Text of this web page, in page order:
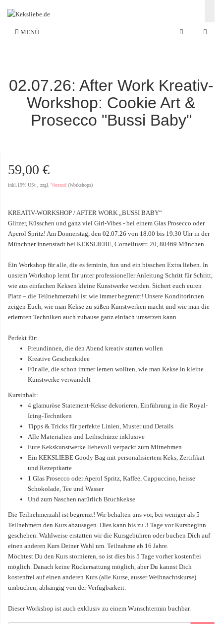
MENÜ
02.07.26: After Work Kreativ-
Workshop: Cookie Art &
Prosecco "Bussi Baby"
59,00 €
inkl.19% USt , zzgl. Versand (Workshops)
KREATIV-WORKSHOP / AFTER WORK „BUSSI BABY“
Glitzer, Küsschen und ganz viel Girl-Vibes - bei einem Glas Prosecco oder
Aperol Spritz! Am Donnerstag, den 02.07.26 von 18.00 bis 19.30 Uhr in der
Münchner Innenstadt bei KEKSLIEBE, Corneliusstr. 20, 80469 München
Ein Workshop für alle, die es feminin, fun und ein bisschen Extra lieben. In
unsrem Workshop lernt Ihr unter professioneller Anleitung Schritt für Schritt,
wie aus einfachen Keksen kleine Kunstwerke werden. Sichert euch euren
Platz – die Teilnehmerzahl ist wie immer begrenzt! Unsere Konditorinnen
zeigen Euch, wie man Kekse zu süßen Kunstwerken macht und wie man die
erlernten Techniken auch zuhause ganz einfach umsetzen kann.
Perfekt für:
Freundinnen, die den Abend kreativ starten wollen
Kreative Geschenkidee
Für alle, die schon immer lernen wollten, wie man Kekse in kleine
Kunstwerke verwandelt
Kursinhalt:
4 glamuröse Statement-Kekse dekorieren, Einführung in die Royal-
Icing-Techniken
Tipps & Tricks für perfekte Linien, Muster und Details
Alle Materialien und Leihschürze inklusive
Eure Kekskunstwerke liebevoll verpackt zum Mitnehmen
Ein KEKSLIEBE Goody Bag mit personalisiertem Keks, Zertifikat
und Rezeptkarte
1 Glas Prosecco oder Aperol Spritz, Kaffee, Cappuccino, heisse
Schokolade, Tee und Wasser
Und zum Naschen natürlich Bruchkekse
Die Teilnehmerzahl ist begrenzt! Wir behalten uns vor, bei weniger als 5
Teilnehmern den Kurs abzusagen. Dies kann bis zu 3 Tage vor Kursbeginn
geschehen. Wahlweise erstatten wir die Kursgebühren oder buchen Dich auf
einen anderen Kurs Deiner Wahl um. Teilnahme ab 16 Jahre.
Möchtest Du den Kurs stornieren, so ist dies bis 5 Tage vorher kostenfrei
möglich. Danach keine Rückersattung möglich, aber Du kannst Dich
kostenfrei auf einen anderen Kurs (alle Kurse, ausser Weihnachtskurse)
umbuchen, abhängig von der Verfügbarkeit.
Dieser Workshop ist auch exklusiv zu einem Wunschtermin buchbar.